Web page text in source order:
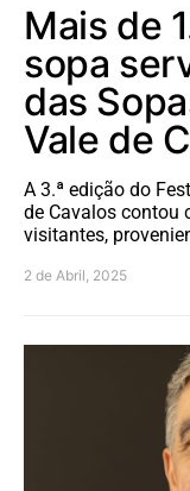
Mais de
sopa
das
Vale de
A 3.ª edição do
de Cavalos contou
visitantes,
2 de Abril, 2025